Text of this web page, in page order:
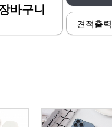
견적출력
바구니